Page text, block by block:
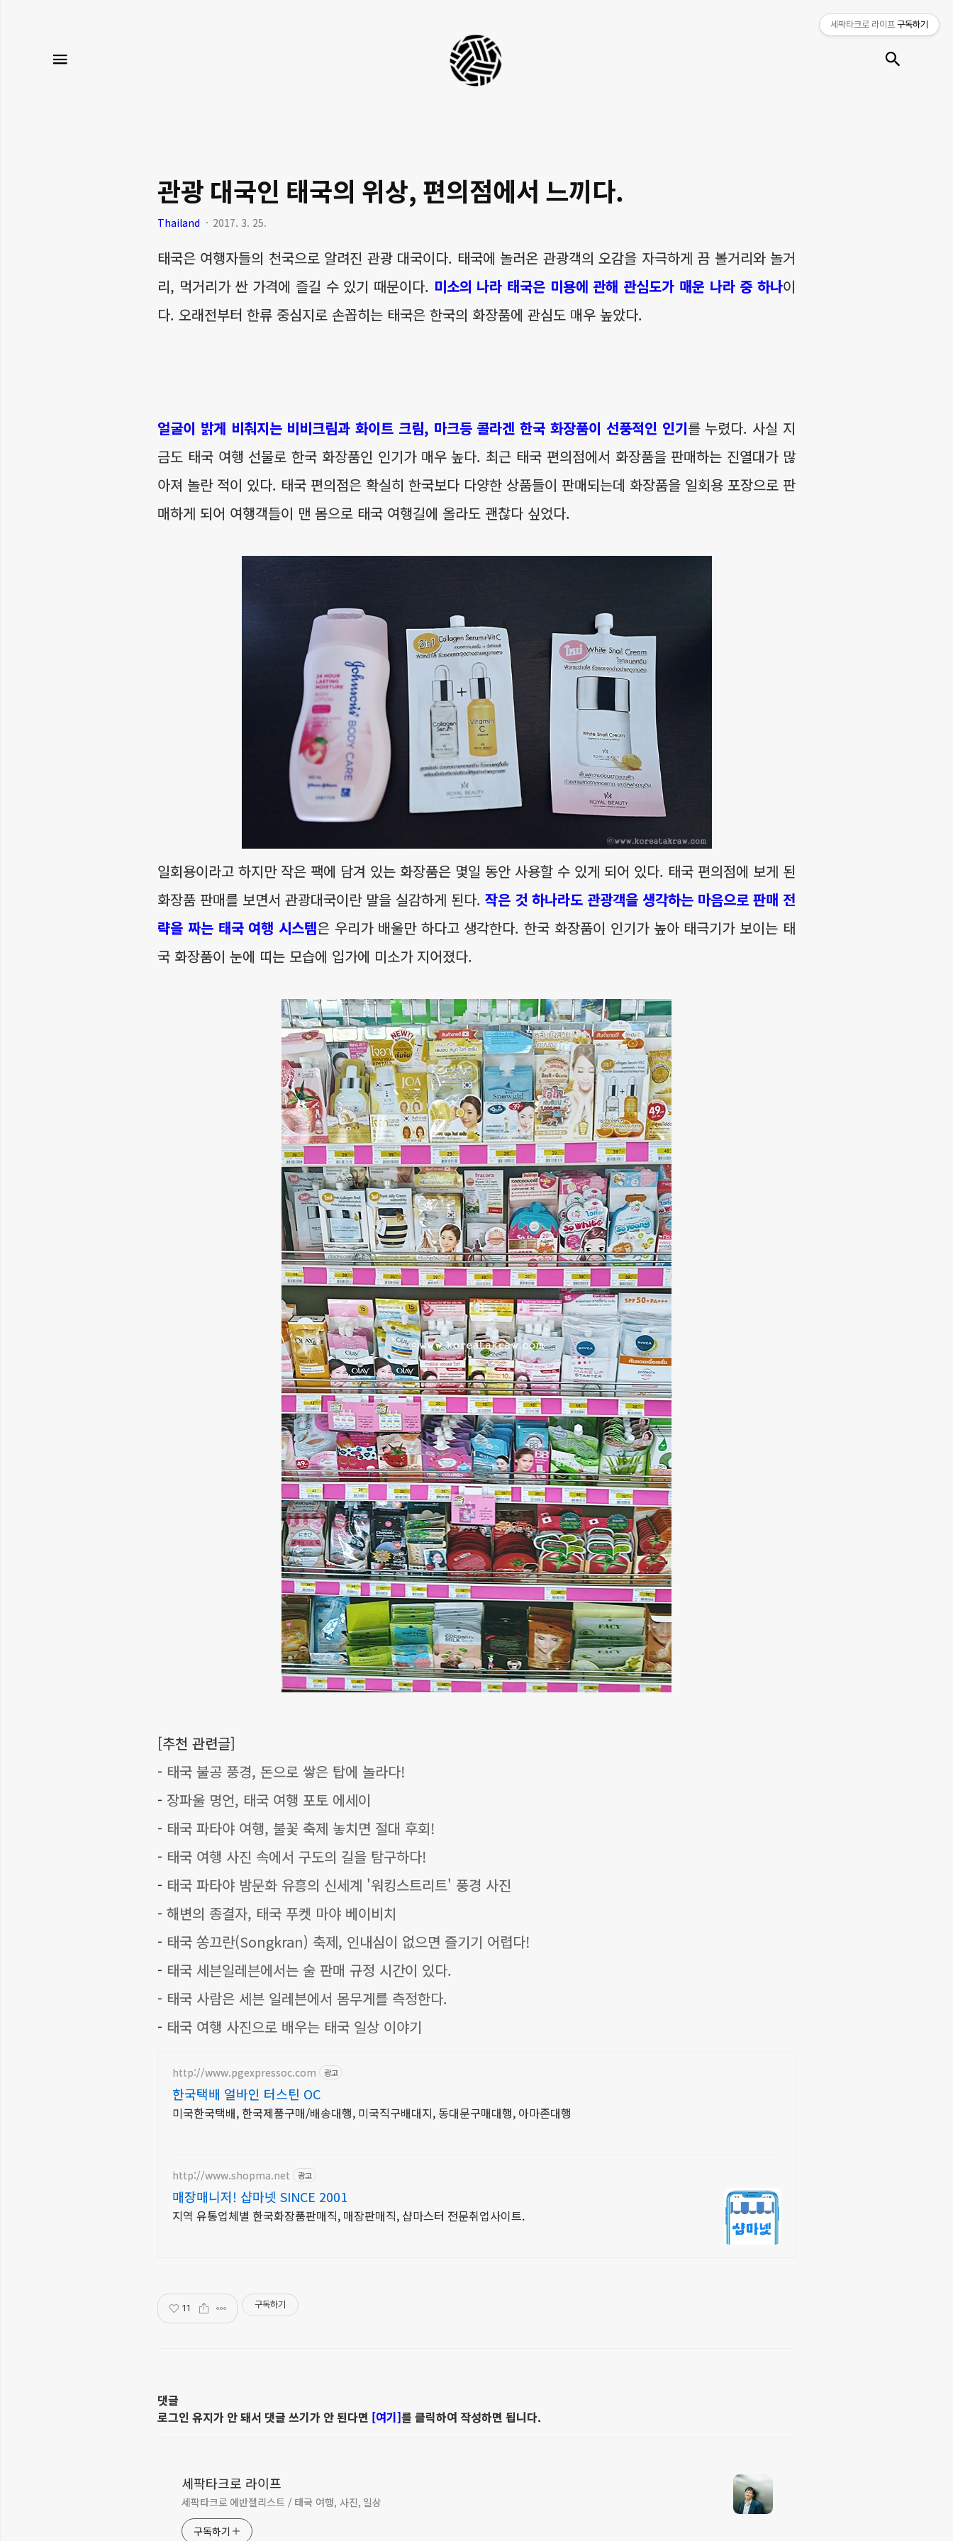
세
팍
라
관광 대국인 태국의 위상, 편의점에서 느끼다.
Thailand 2017. 3. 25.
태국은 여행자들의 천국으로 알려진 관광 대국이다. 태국에 놀러온 관광객의 오감을 자극하게 끔 볼거리와 놀거
리, 먹거리가 싼 가격에 즐길 수 있기 때문이다. 미소의 나라 태국은 미용에 관해 관심도가 매운 나라 중 하나이
다. 오래전부터 한류 중심지로 손꼽히는 태국은 한국의 화장품에 관심도 매우 높았다.
얼굴이 밝게 비춰지는 비비크림과 화이트 크림, 마크등 콜라겐 한국 화장품이 선풍적인 인기를 누렸다. 사실 지
금도 태국 여행 선물로 한국 화장품인 인기가 매우 높다. 최근 태국 편의점에서 화장품을 판매하는 진열대가 많
아져 놀란 적이 있다. 태국 편의점은 확실히 한국보다 다양한 상품들이 판매되는데 화장품을 일회용 포장으로 판
매하게 되어 여행객들이 맨 몸으로 태국 여행길에 올라도 괜찮다 싶었다.
일회용이라고 하지만 작은 팩에 담겨 있는 화장품은 몇일 동안 사용할 수 있게 되어 있다. 태국 편의점에 보게 된
화장품 판매를 보면서 관광대국이란 말을 실감하게 된다. 작은 것 하나라도 관광객을 생각하는 마음으로 판매 전
략을 짜는 태국 여행 시스템은 우리가 배울만 하다고 생각한다. 한국 화장품이 인기가 높아 태극기가 보이는 태
국 화장품이 눈에 띠는 모습에 입가에 미소가 지어졌다.
[추천 관련글]
- 태국 불공 풍경, 돈으로 쌓은 탑에 놀라다!
- 장파울 명언, 태국 여행 포토 에세이
- 태국 파타야 여행, 불꽃 축제 놓치면 절대 후회!
- 태국 여행 사진 속에서 구도의 길을 탐구하다!
- 태국 파타야 밤문화 유흥의 신세계 '워킹스트리트' 풍경 사진
- 해변의 종결자, 태국 푸켓 마야 베이비치
- 태국 쏭끄란(Songkran) 축제, 인내심이 없으면 즐기기 어렵다!
- 태국 세븐일레븐에서는 술 판매 규정 시간이 있다.
- 태국 사람은 세븐 일레븐에서 몸무게를 측정한다.
- 태국 여행 사진으로 배우는 태국 일상 이야기
http://www.pgexpressoc.com 광고
한국택배 얼바인 터스틴 OC
미국한국택배, 한국제품구매/배송대행, 미국직구배대지, 동대문구매대행, 아마존대행
http://www.shopma.net 광고
매장매니저! 샵마넷 SINCE 2001
지역 유통업체별 한국화장품판매직, 매장판매직, 샵마스터 전문취업사이트.
11 구독하기
댓글
로그인 유지가 안 돼서 댓글 쓰기가 안 된다면 [여기]를 클릭하여 작성하면 됩니다.
세팍타크로 라이프
세팍타크로 에반젤리스트 / 태국 여행, 사진, 일상
구독하기
세팍타크로 라이프 구독하기